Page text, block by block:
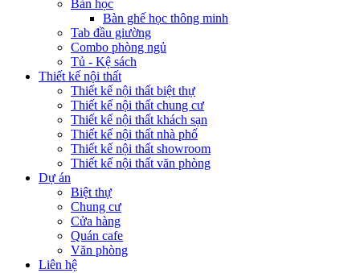
Bàn học
Bàn ghế học thông minh
Tab đầu giường
Combo phòng ngủ
Tủ - Kệ sách
Thiết kế nội thất
Thiết kế nội thất biệt thự
Thiết kế nội thất chung cư
Thiết kế nội thất khách sạn
Thiết kế nội thất nhà phố
Thiết kế nội thất showroom
Thiết kế nội thất văn phòng
Dự án
Biệt thự
Chung cư
Cửa hàng
Quán cafe
Văn phòng
Liên hệ